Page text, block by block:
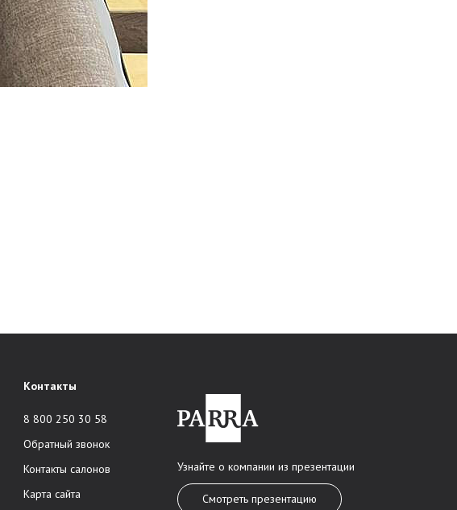
Контакты
8 800 250 30 58
Обратный звонок
Контакты салонов
Карта сайта
Узнайте о компании из презентации
Смотреть презентацию